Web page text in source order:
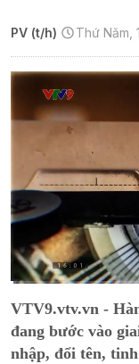
PV (t/h) Thứ Năm,
Time
VTV9.vtv.vn -
đang bước vào
nhập, đổi tên,